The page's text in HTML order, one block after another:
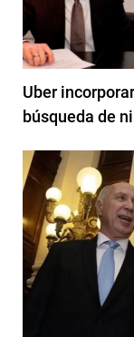
Uber
búsqueda de